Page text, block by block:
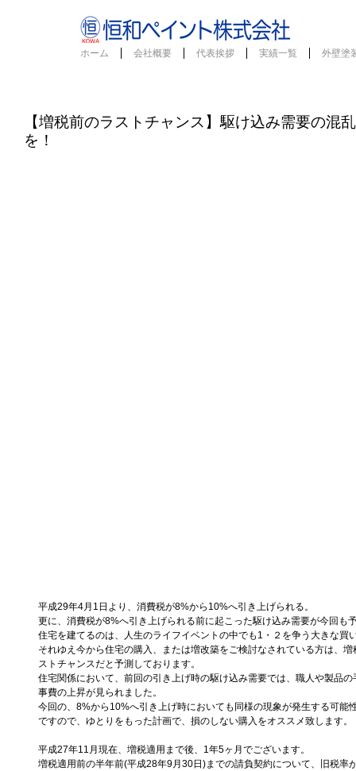
ホーム 会社概要 代表挨拶 実績一覧 外壁塗
【増税前のラストチャンス】駆け込み需要の混
を！
平成29年4月1日より、消費税が8%から10%へ引き上げられる。
更に、消費税が8%へ引き上げられる前に起こった駆け込み需要が今回も
住宅を建てるのは、人生のライフイベントの中でも1・２を争う大きな買
それゆえ今から住宅の購入、または増改築をご検討なされている方は、
ストチャンスだと予測しております。
住宅関係において、前回の引き上げ時の駆け込み需要では、職人や製品
事費の上昇が見られました。
今回の、8%から10%へ引き上げ時においても同様の現象が発生する可能
ですので、ゆとりをもった計画で、損のしない購入をオススメ致します。
平成27年11月現在、増税適用まで後、1年5ヶ月でございます。
増税適用前の半年前(平成28年9月30日)までの請負契約について、旧税率